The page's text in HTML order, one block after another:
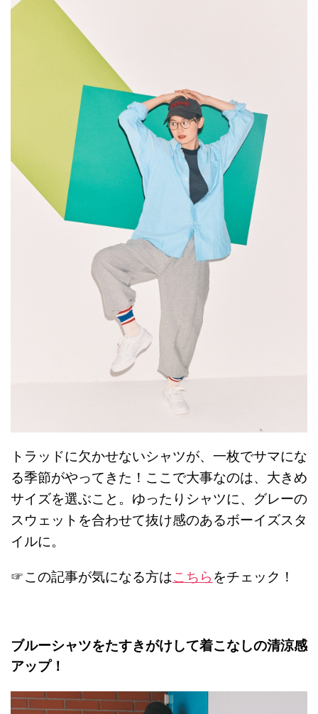
トラッドに欠かせないシャツが、一枚でサマにな
る季節がやってきた！ここで大事なのは、大きめ
サイズを選ぶこと。ゆったりシャツに、グレーの
スウェットを合わせて抜け感のあるボーイズスタ
イルに。
☞この記事が気になる方はこちらをチェック！
ブルーシャツをたすきがけして着こなしの清涼感
アップ！